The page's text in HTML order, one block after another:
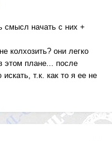
смысл начать с них +
колхозить? они легко
этом плане... после
т.к. как то я ее не